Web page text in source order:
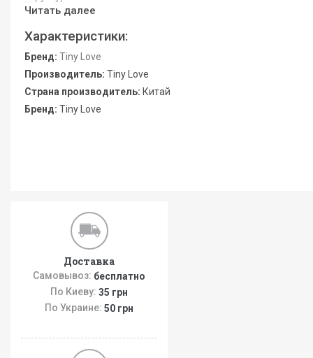
Читать далее
Характеристики:
Бренд: Tiny Love
Производитель: Tiny Love
Страна производитель: Китай
Бренд: Tiny Love
Доставка
Самовывоз: бесплатно
По Киеву: 35 грн
По Украине: 50 грн